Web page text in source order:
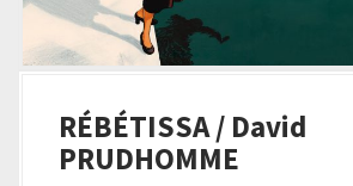
RÉBÉTISSA / David
PRUDHOMME